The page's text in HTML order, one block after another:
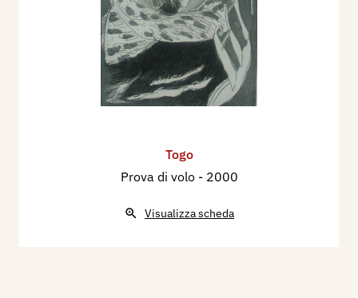
Togo
Prova di volo - 2000
Visualizza scheda